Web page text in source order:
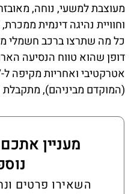
מעוצבת למשעי, נוחה,
כל מה שתרצו ברכב חשמלי
דופן שהוא טווח הנסיעה
(המוקדם מביניהם),
מעניין
השאירו פרטים